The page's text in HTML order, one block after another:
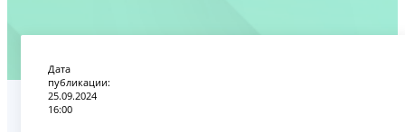
Дата
публикации:
25.09.2024
16:00